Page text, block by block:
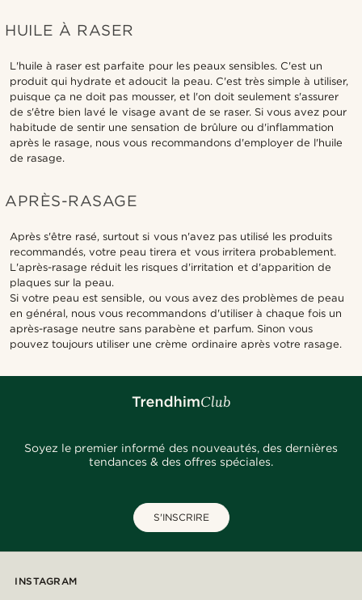
HUILE À RASER
L'huile à raser est parfaite pour les peaux sensibles. C'est un
produit qui hydrate et adoucit la peau. C'est très simple à utiliser,
puisque ça ne doit pas mousser, et l'on doit seulement s'assurer
de s'être bien lavé le visage avant de se raser. Si vous avez pour
habitude de sentir une sensation de brûlure ou d'inflammation
après le rasage, nous vous recommandons d'employer de l'huile
de rasage.
APRÈS-RASAGE
Après s'être rasé, surtout si vous n'avez pas utilisé les produits
recommandés, votre peau tirera et vous irritera probablement.
L'après-rasage réduit les risques d'irritation et d'apparition de
plaques sur la peau.
Si votre peau est sensible, ou vous avez des problèmes de peau
en général, nous vous recommandons d'utiliser à chaque fois un
après-rasage neutre sans parabène et parfum. Sinon vous
pouvez toujours utiliser une crème ordinaire après votre rasage.
Soyez le premier informé des nouveautés, des dernières
tendances & des offres spéciales.
S'INSCRIRE
INSTAGRAM